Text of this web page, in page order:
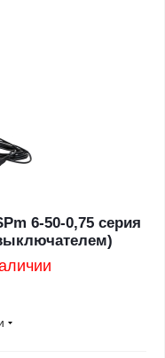
6-50-0,75 серия